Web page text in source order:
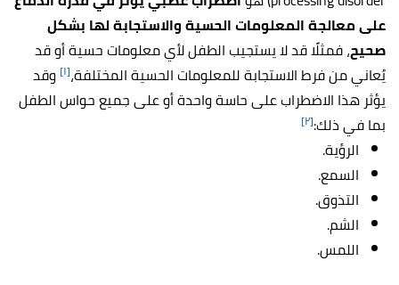
على معالجة المعلومات الحسية والاستجابة لها بشكل
صحيح، فمثلًا قد لا يستجيب الطفل لأي معلومات حسية أو قد
يُعاني من فرط الاستجابة للمعلومات الحسية المختلفة،[١] وقد
يؤثر هذا الاضطراب على حاسة واحدة أو على جميع حواس الطفل
بما في ذلك:[٢]
الرؤية.
السمع.
التذوق.
الشم.
اللمس.